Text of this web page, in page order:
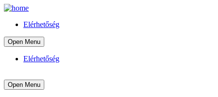
Elérhetőség
Open Menu
Elérhetőség
Open Menu